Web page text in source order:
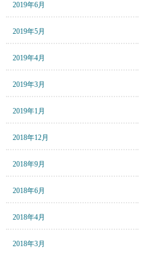
2019年6月
2019年5月
2019年4月
2019年3月
2019年1月
2018年12月
2018年9月
2018年6月
2018年4月
2018年3月